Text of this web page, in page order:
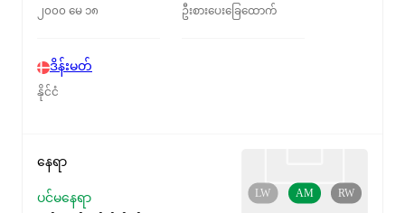
၂၀၀၀ မေ ၁၈ ဦးစားပေးခြေထောက်
ဒိန်းမတ်
နိုင်ငံ
နေရာ
ပင်မနေရာ AM RW
LW